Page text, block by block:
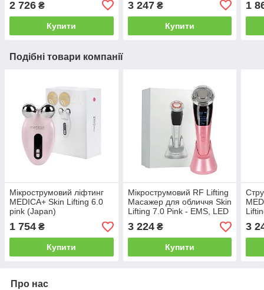
2 726 ₴
Купити
3 247₴
Купити
1
Подібні товари компанії
Мікрострумовий ліфтинг
MEDICA+ Skin Lifting 6.0
pink (Japan)
1 754 ₴
Купити
Мікрострумовий RF Lifting
Масажер для обличчя Skin
Lifting 7.0 Pink - EMS, LED
(Japan)
3 224₴
Купити
3
Про нас